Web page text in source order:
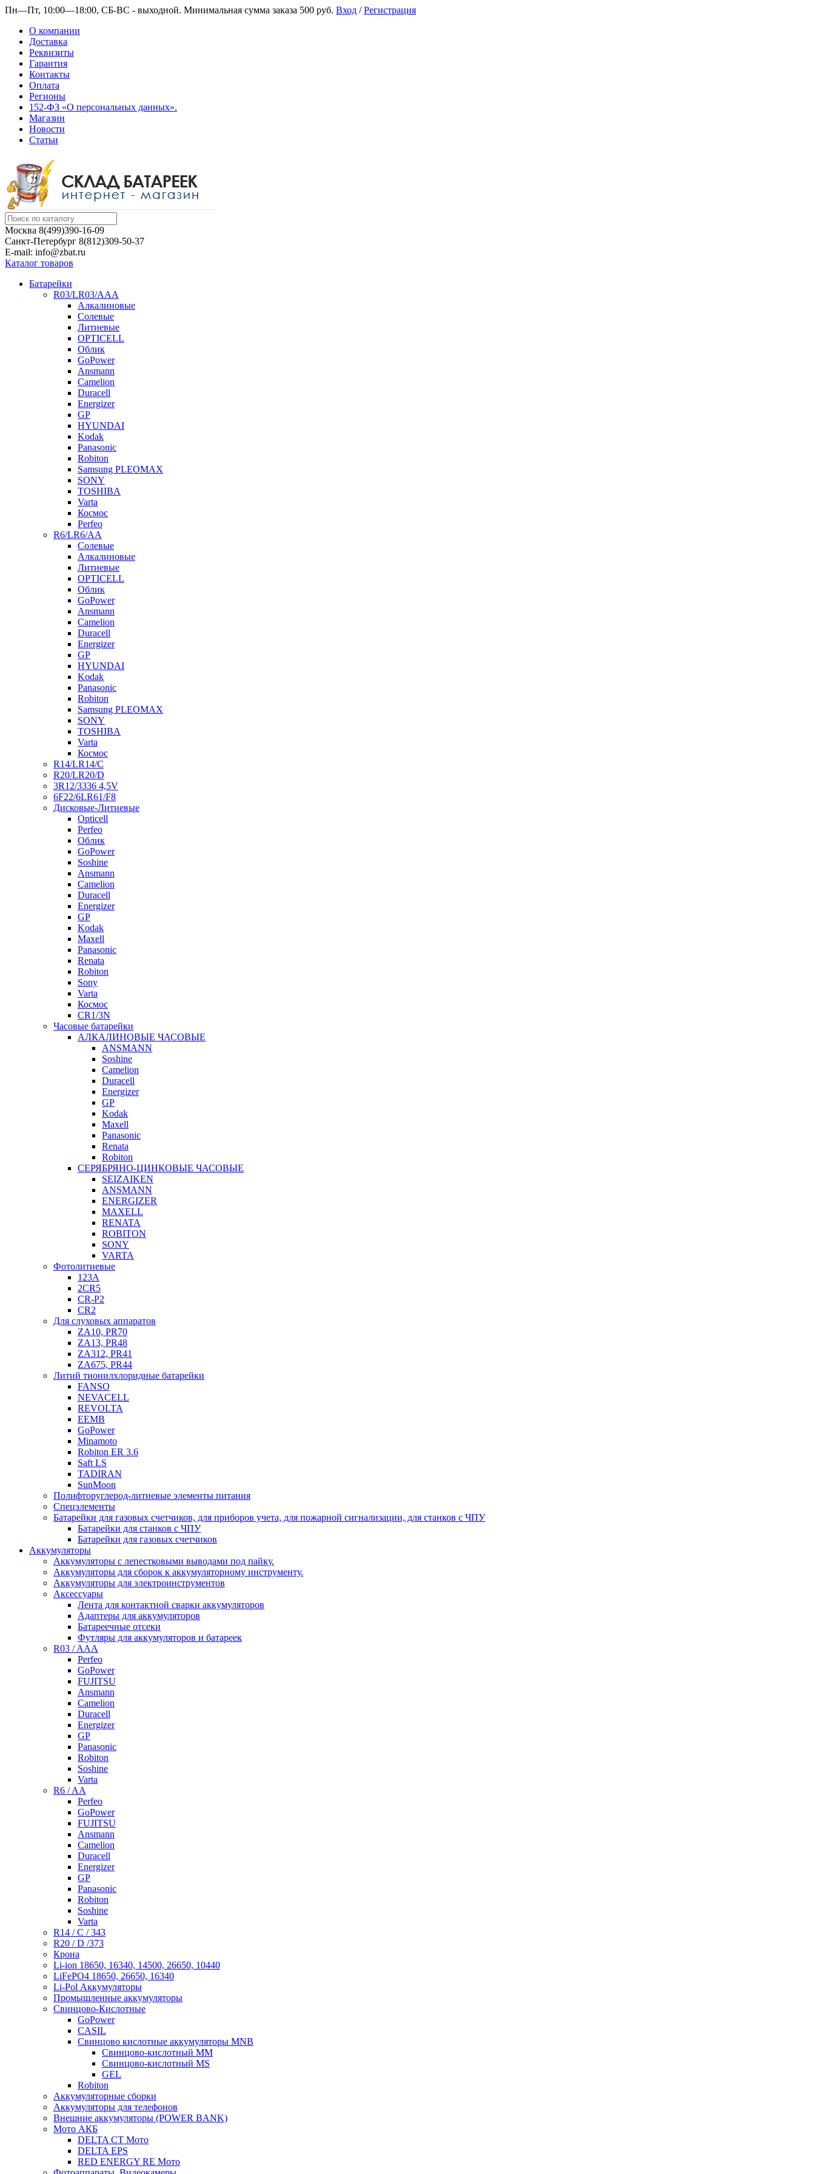
Пн—Пт, 10:00—18:00, СБ-ВС - выходной. Минимальная сумма заказа 500 руб. Вход /Регистрация
О компании
Доставка
Реквизиты
Гарантия
Контакты
Оплата
Регионы
152-ФЗ «О персональных данных».
Магазин
Новости
Статьи
Москва 8(499)390-16-09
Санкт-Петербург 8(812)309-50-37
E-mail: info@zbat.ru
Каталог товаров
Батарейки
R03/LR03/AAA
Алкалиновые
Солевые
Литиевые
OPTICELL
Облик
GoPower
Ansmann
Camelion
Duracell
Energizer
GP
HYUNDAI
Kodak
Panasonic
Robiton
Samsung PLEOMAX
SONY
TOSHIBA
Varta
Космос
Perfeo
R6/LR6/AA
Солевые
Алкалиновые
Литиевые
OPTICELL
Облик
GoPower
Ansmann
Camelion
Duracell
Energizer
GP
HYUNDAI
Kodak
Panasonic
Robiton
Samsung PLEOMAX
SONY
TOSHIBA
Varta
Космос
R14/LR14/C
R20/LR20/D
3R12/3336 4,5V
6F22/6LR61/F8
Дисковые-Литиевые
Opticell
Perfeo
Облик
GoPower
Soshine
Ansmann
Camelion
Duracell
Energizer
GP
Kodak
Maxell
Panasonic
Renata
Robiton
Sony
Varta
Космос
CR1/3N
Часовые батарейки
АЛКАЛИНОВЫЕ ЧАСОВЫЕ
ANSMANN
Soshine
Camelion
Duracell
Energizer
GP
Kodak
Maxell
Panasonic
Renata
Robiton
СЕРЯБРЯНО-ЦИНКОВЫЕ ЧАСОВЫЕ
SEIZAIKEN
ANSMANN
ENERGIZER
MAXELL
RENATA
ROBITON
SONY
VARTA
Фотолитиевые
123A
2CR5
CR-P2
CR2
Для слуховых аппаратов
ZA10, PR70
ZA13, PR48
ZA312, PR41
ZA675, PR44
Литий тионилхлоридные батарейки
FANSO
NEVACELL
REVOLTA
EEMB
GoPower
Minamoto
Robiton ER 3.6
Saft LS
TADIRAN
SunMoon
Полифторуглерод-литиевые элементы питания
Спецэлементы
Батарейки для газовых счетчиков, для приборов учета, для пожарной сигнализации, для станков с ЧПУ
Батарейки для станков с ЧПУ
Батарейки для газовых счетчиков
Аккумуляторы
Аккумуляторы с лепестковыми выводами под пайку.
Аккумуляторы для сборок к аккумуляторному инструменту.
Аккумуляторы для электроинструментов
Аксессуары
Лента для контактной сварки аккумуляторов
Адаптеры для аккумуляторов
Батареечные отсеки
Футляры для аккумуляторов и батареек
R03 / AAA
Perfeo
GoPower
FUJITSU
Ansmann
Camelion
Duracell
Energizer
GP
Panasonic
Robiton
Soshine
Varta
R6 / AA
Perfeo
GoPower
FUJITSU
Ansmann
Camelion
Duracell
Energizer
GP
Panasonic
Robiton
Soshine
Varta
R14 / C / 343
R20 / D /373
Крона
Li-ion 18650, 16340, 14500, 26650, 10440
LiFePO4 18650, 26650, 16340
Li-Pol Аккумуляторы
Промышленные аккумуляторы
Свинцово-Кислотные
GoPower
CASIL
Свинцово кислотные аккумуляторы MNB
Cвинцово-кислотный MM
Cвинцово-кислотный MS
GEL
Robiton
Аккумуляторные сборки
Аккумуляторы для телефонов
Внешние аккумуляторы (POWER BANK)
Мото АКБ
DELTA CT Мото
DELTA EPS
RED ENERGY RE Мото